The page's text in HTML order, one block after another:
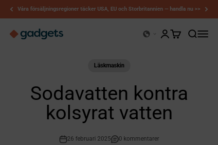
Hoppa till innehållet
Våra försäljningsregioner täcker USA, EU och Storbritannien — handla nu >>
Öppna
Kerry-prylar Öppna kontosidan
Öppna
Läskmaskin
Sodavatten kontra
kolsyrat vatten
26 februari 2025 0 kommentarer